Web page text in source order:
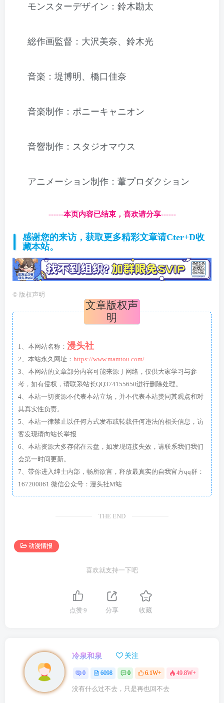
モンスターデザイン：鈴木勘太
総作画監督：大沢美奈、鈴木光
音楽：堤博明、橋口佳奈
音楽制作：ポニーキャニオン
音響制作：スタジオマウス
アニメーション制作：葦プロダクション
------本页内容已结束，喜欢请分享------
感谢您的来访，获取更多精彩文章请Cter+D收
藏本站。
© 版权声明
文章版权声
明
1、本网站名称： 漫头社
2、本站永久网址： https://www.mamtou.com/
3、本网站的文章部分内容可能来源于网络，仅供大家学习与参
考，如有侵权，请联系站长QQ374155650进行删除处理。
4、本站一切资源不代表本站立场，并不代表本站赞同其观点和对
其真实性负责。
5、本站一律禁止以任何方式发布或转载任何违法的相关信息，访
客发现请向站长举报
6、本站资源大多存储在云盘，如发现链接失效，请联系我们我们
会第一时间更新。
7、带你进入绅士内部，畅所欲言，释放最真实的自我官方qq群：
167200861 微信公众号：漫头社M站
THE END
动漫情报
喜欢就支持一下吧
点赞9 分享 收藏
冷泉和泉 关注
0 6098 0 6.1W+ 49.8W+
没有什么过不去，只是再也回不去